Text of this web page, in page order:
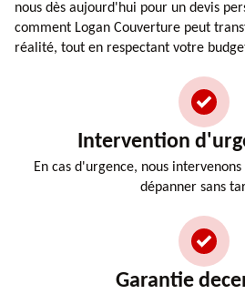
nous dès aujourd'hui pour un devis
comment Logan Couverture peut
réalité, tout en respectant votre
Intervention
En cas d'urgence, nous
dépanner sans
Garantie